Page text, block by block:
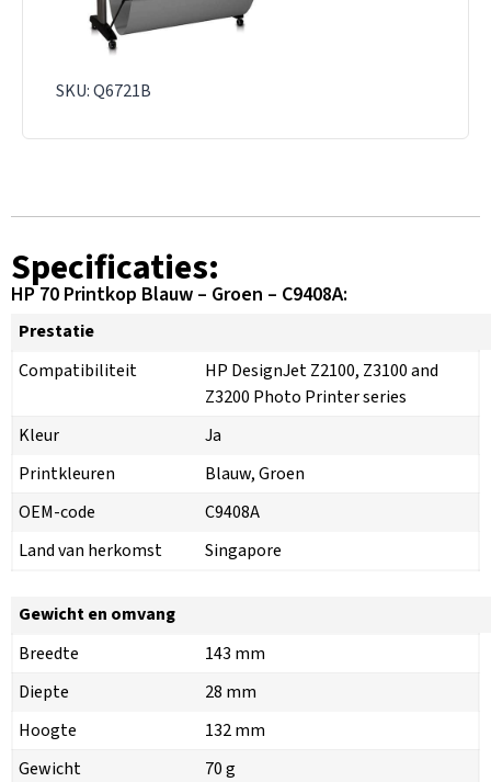
SKU: Q6721B
Specificaties:
HP 70 Printkop Blauw – Groen – C9408A:
Prestatie
Compatibiliteit
HP DesignJet Z2100, Z3100 and
Z3200 Photo Printer series
Kleur
Ja
Printkleuren
Blauw, Groen
OEM-code
C9408A
Land van herkomst
Singapore
Gewicht en omvang
Breedte
143 mm
Diepte
28 mm
Hoogte
132 mm
Gewicht
70 g